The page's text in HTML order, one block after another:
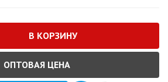
ОПТОВАЯ ЦЕНА